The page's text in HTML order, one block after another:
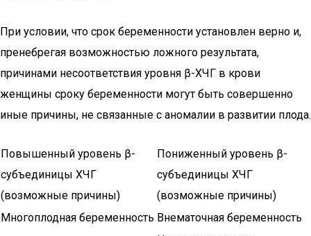
При условии, что срок беременности установлен верно и,
пренебрегая возможностью ложного результата,
причинами несоответствия уровня β-ХЧГ в крови
женщины сроку беременности могут быть совершенно
иные причины, не связанные с аномалии в развитии плода.
Повышенный уровень β-
субъединицы ХЧГ
(возможные причины)
Пониженный уровень β-
субъединицы ХЧГ
(возможные причины)
Многоплодная беременность Внематочная беременность